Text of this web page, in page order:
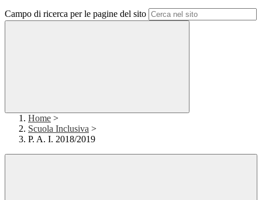
Campo di ricerca per le pagine del sito
Home >
Scuola Inclusiva >
P. A. I. 2018/2019